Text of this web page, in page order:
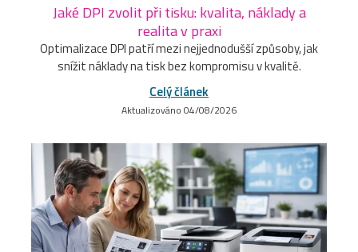
Jaké DPI zvolit při tisku: kvalita, náklady a
realita v praxi
Optimalizace DPI patří mezi nejjednodušší způsoby, jak
snížit náklady na tisk bez kompromisu v kvalitě.
Celý článek
Aktualizováno 04/08/2026